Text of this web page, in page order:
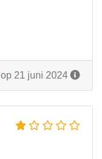
op 21 juni 2024